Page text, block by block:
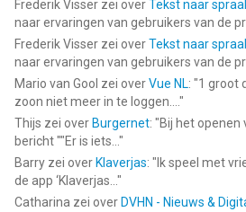
Frederik Visser zei overTekst naar
naar ervaringen van gebruikers van de
Frederik Visser zei overTekst naar
naar ervaringen van gebruikers van de
Mario van Gool zei overVue NL: "1 groot
zoon niet meer in te loggen.... "
Thijs zei over Burgernet: "Bij het openen
bericht ""Er is iets... "
Barry zei over Klaverjas: " Ik speel met
de app ‘Klaverjas... "
Catharina zei over DVHN - Nieuws &